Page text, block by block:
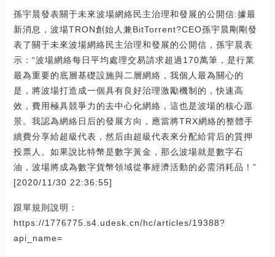
孫宇晨發表關于未來波場網絡民主治理和發展的公開信:據最
新消息，波場TRON創始人兼BitTorrent?CEO孫宇晨剛剛發
表了關于未來波場網絡民主治理和發展的公開信，孫宇晨表
示：“波場網絡每日平均處理交易請求超過170萬筆，是行業
最為重要的底層基礎設施與二層網絡，我個人最為關心的
是，將波場打造成一個具有良好治理激勵機制的，快速高
效，費用極具競爭力的去中心化網絡，這也是波場的核心愿
景。我認為網絡日后的發展方向，應當將TRX網絡的整體手
續費分享給超級代表，然后由超級代表來分配給背后的質押
投票人。如果說比特幣是數字黃金，那么波場就是數字石
油，波場將成為數字貨幣領域從事經濟活動的必需消耗品！”
[2020/11/30 22:36:55]
跟單規則說明：
https://1776775.s4.udesk.cn/hc/articles/19388?
api_name=